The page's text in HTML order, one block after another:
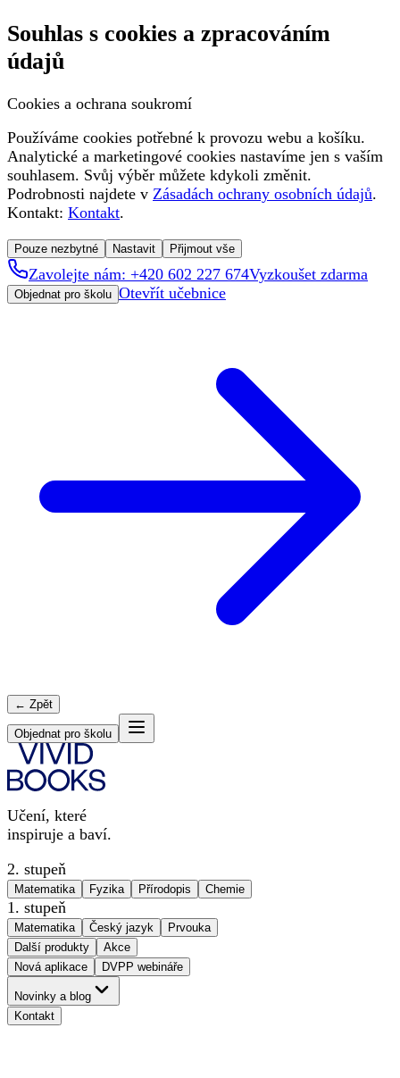
Souhlas s cookies a zpracováním
údajů
Cookies a ochrana soukromí
Používáme cookies potřebné k provozu webu a košíku.
Analytické a marketingové cookies nastavíme jen s vaším
souhlasem. Svůj výběr můžete kdykoli změnit.
Podrobnosti najdete v Zásadách ochrany osobních údajů.
Kontakt: Kontakt.
Pouze nezbytné Nastavit Přijmout vše
Zavolejte nám: +420 602 227 674Vyzkoušet zdarma
Objednat pro školu Otevřít učebnice
← Zpět
Objednat pro školu
Učení, které
inspiruje a baví.
2. stupeň
Matematika Fyzika Přírodopis Chemie
1. stupeň
Matematika Český jazyk
Prvouka
Další produkty
Akce
Nová aplikace
DVPP webináře
Novinky a blog
Kontakt